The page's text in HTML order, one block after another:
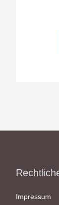
Impressum